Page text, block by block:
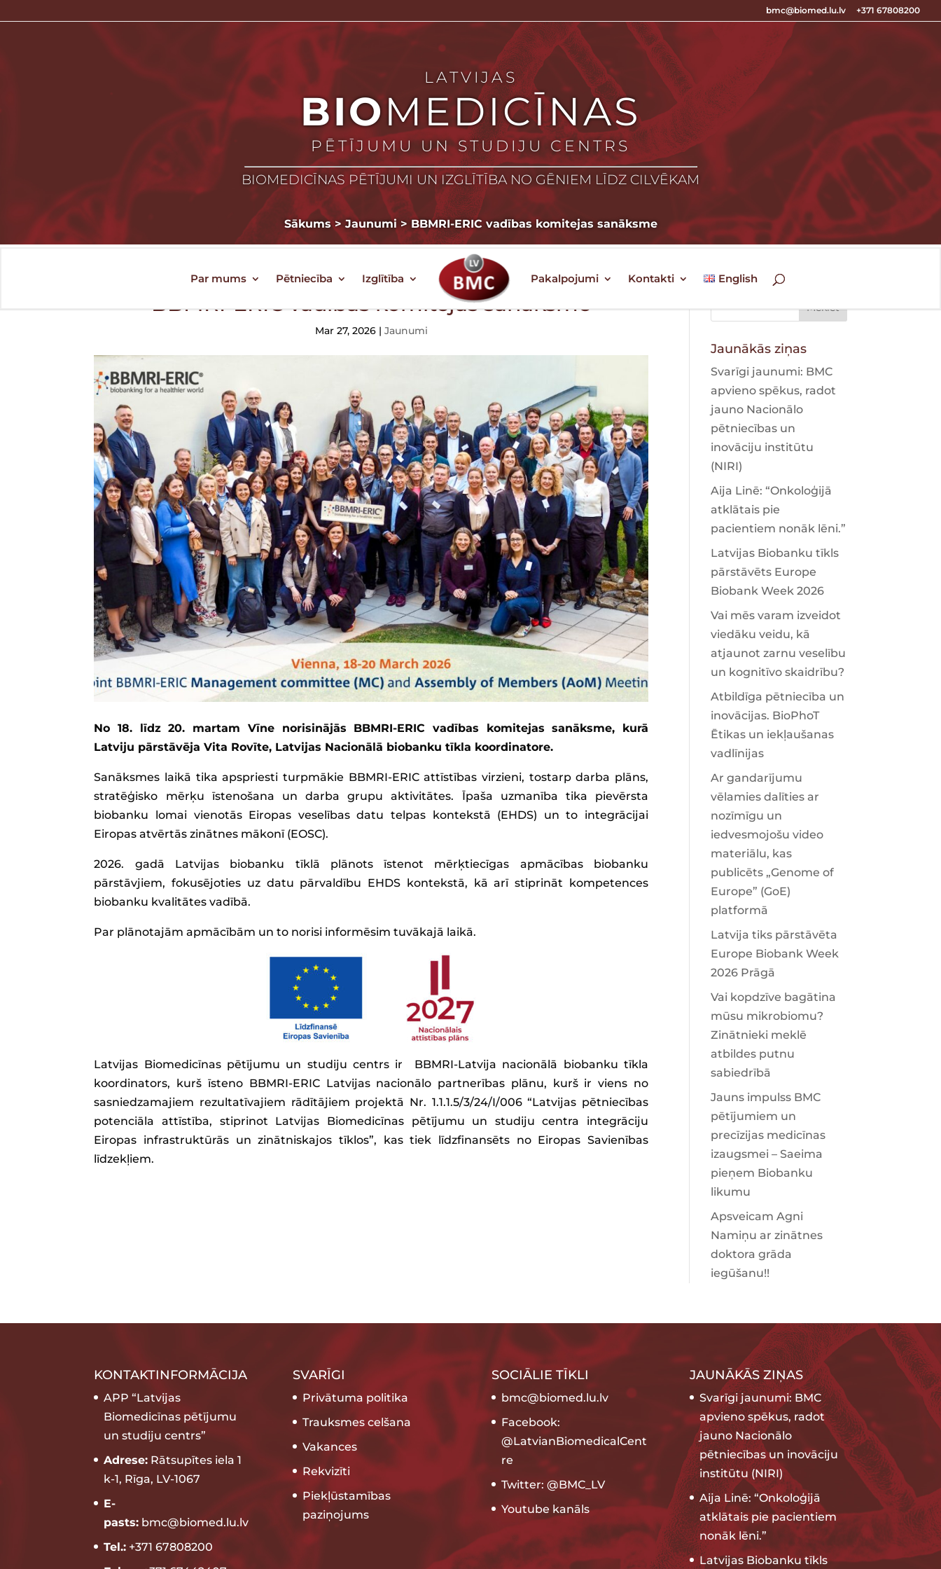
bmc@biomed.lu.lv +371 67808200
LATVIJAS
BIOMEDICĪNAS
PĒTĪJUMU UN STUDIJU CENTRS
BIOMEDICĪNAS PĒTĪJUMI UN IZGLĪTĪBA NO GĒNIEM LĪDZ CILVĒKAM
Sākums> Jaunumi >BBMRI-ERIC vadības komitejas sanāksme
Par mums Pētniecība Izglītība Pakalpojumi Kontakti English
BBMRI-ERIC vadības komitejas sanāksme
Mar 27, 2026| Jaunumi
No 18. līdz 20. martam Vīne norisinājās BBMRI-ERIC vadības komitejas sanāksme, kurā
Latviju pārstāvēja Vita Rovīte, Latvijas Nacionālā biobanku tīkla koordinatore.
Sanāksmes laikā tika apspriesti turpmākie BBMRI-ERIC attīstības virzieni, tostarp darba plāns,
stratēģisko mērķu īstenošana un darba grupu aktivitātes. Īpaša uzmanība tika pievērsta
biobanku lomai vienotās Eiropas veselības datu telpas kontekstā (EHDS) un to integrācijai
Eiropas atvērtās zinātnes mākonī (EOSC).
2026. gadā Latvijas biobanku tīklā plānots īstenot mērķtiecīgas apmācības biobanku
pārstāvjiem, fokusējoties uz datu pārvaldību EHDS kontekstā, kā arī stiprināt kompetences
biobanku kvalitātes vadībā.
Par plānotajām apmācībām un to norisi informēsim tuvākajā laikā.
Latvijas Biomedicīnas pētījumu un studiju centrs ir BBMRI-Latvija nacionālā biobanku tīkla
koordinators, kurš īsteno BBMRI-ERIC Latvijas nacionālo partnerības plānu, kurš ir viens no
sasniedzamajiem rezultatīvajiem rādītājiem projektā Nr. 1.1.1.5/3/24/I/006 “Latvijas pētniecības
potenciāla attīstība, stiprinot Latvijas Biomedicīnas pētījumu un studiju centra integrāciju
Eiropas infrastruktūrās un zinātniskajos tīklos”, kas tiek līdzfinansēts no Eiropas Savienības
līdzekļiem.
Jaunākās ziņas
Svarīgi jaunumi: BMC
apvieno spēkus, radot
jauno Nacionālo
pētniecības un
inovāciju institūtu
(NIRI)
Aija Linē: “Onkoloģijā
atklātais pie
pacientiem nonāk lēni.”
Latvijas Biobanku tīkls
pārstāvēts Europe
Biobank Week 2026
Vai mēs varam izveidot
viedāku veidu, kā
atjaunot zarnu veselību
un kognitīvo skaidrību?
Atbildīga pētniecība un
inovācijas. BioPhoT
Ētikas un iekļaušanas
vadlīnijas
Ar gandarījumu
vēlamies dalīties ar
nozīmīgu un
iedvesmojošu video
materiālu, kas
publicēts „Genome of
Europe” (GoE)
platformā
Latvija tiks pārstāvēta
Europe Biobank Week
2026 Prāgā
Vai kopdzīve bagātina
mūsu mikrobiomu?
Zinātnieki meklē
atbildes putnu
sabiedrībā
Jauns impulss BMC
pētījumiem un
precīzijas medicīnas
izaugsmei – Saeima
pieņem Biobanku
likumu
Apsveicam Agni
Namiņu ar zinātnes
doktora grāda
iegūšanu!!
KONTAKTINFORMĀCIJA
APP “Latvijas
Biomedicīnas pētījumu
un studiju centrs”
Adrese: Rātsupītes iela 1
k-1, Rīga, LV-1067
E-
pasts: bmc@biomed.lu.lv
Tel.: +371 67808200
SVARĪGI
Privātuma politika
Trauksmes celšana
Vakances
Rekvizīti
Piekļūstamības
paziņojums
SOCIĀLIE TĪKLI
bmc@biomed.lu.lv
Facebook:
@LatvianBiomedicalCent
re
Twitter: @BMC_LV
Youtube kanāls
JAUNĀKĀS ZIŅAS
Svarīgi jaunumi: BMC
apvieno spēkus, radot
jauno Nacionālo
pētniecības un inovāciju
institūtu (NIRI)
Aija Linē: “Onkoloģijā
atklātais pie pacientiem
nonāk lēni.”
Latvijas Biobanku tīkls